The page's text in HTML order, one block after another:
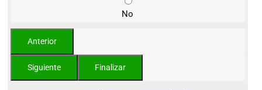
No